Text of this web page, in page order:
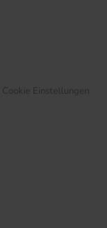
Cookie Einstellungen